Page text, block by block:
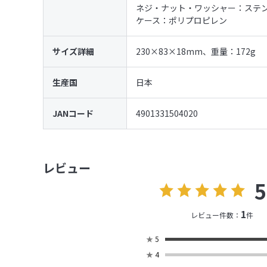
ネジ・ナット・ワッシャー：ステ
ケース：ポリプロピレン
サイズ詳細 230×83×18mm、重量：172g
生産国 日本
JANコード 4901331504020
レビュー
レビュー件数： 1件
★ 5
★ 4